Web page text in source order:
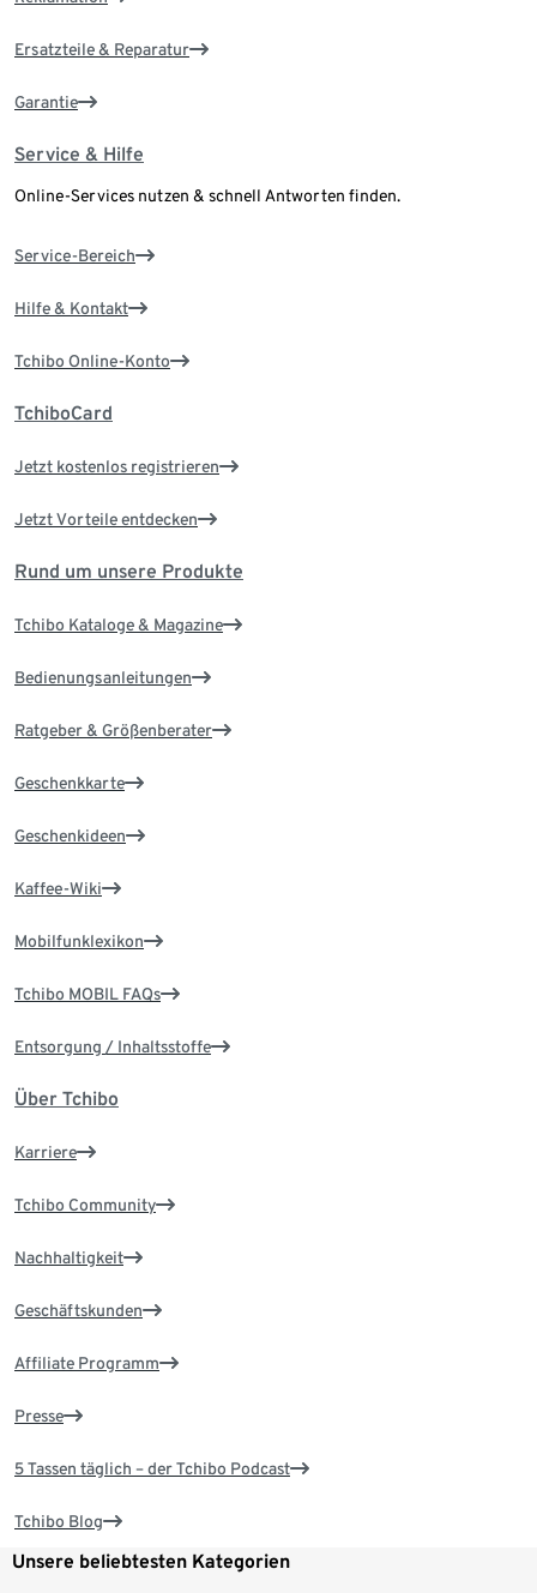
Ersatzteile & Reparatur
Garantie
Service & Hilfe
Online-Services nutzen & schnell Antworten finden.
Service-Bereich
Hilfe & Kontakt
Tchibo Online-Konto
TchiboCard
Jetzt kostenlos registrieren
Jetzt Vorteile entdecken
Rund um unsere Produkte
Tchibo Kataloge & Magazine
Bedienungsanleitungen
Ratgeber & Größenberater
Geschenkkarte
Geschenkideen
Kaffee-Wiki
Mobilfunklexikon
Tchibo MOBIL FAQs
Entsorgung / Inhaltsstoffe
Über Tchibo
Karriere
Tchibo Community
Nachhaltigkeit
Geschäftskunden
Affiliate Programm
Presse
5 Tassen täglich – der Tchibo Podcast
Tchibo Blog
Unsere beliebtesten Kategorien